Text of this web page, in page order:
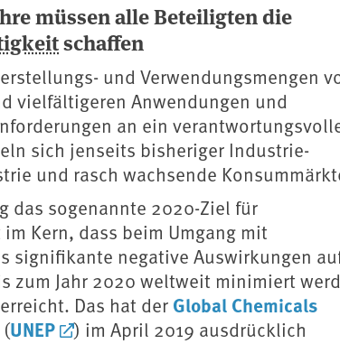
müssen alle Beteiligten die
schaffen
und Verwendungsmengen
vielfältigeren Anwendungen und
an ein
sich jenseits bisheriger Industrie-
und rasch wachsende
das sogenannte 2020-Ziel für
Kern, dass beim Umgang mit
signifikante negative Auswirkungen
zum Jahr 2020 weltweit minimiert
Das hat der Global Chemicals
UNEP
) im April 2019 ausdrücklich